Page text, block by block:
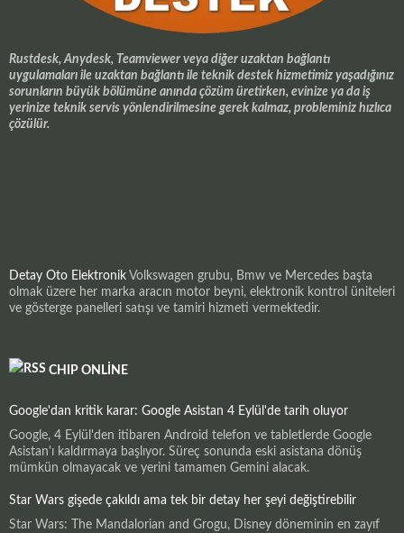
Rustdesk, Anydesk, Teamviewer veya diğer uzaktan bağlantı
uygulamaları ile uzaktan bağlantı ile teknik destek hizmetimiz yaşadığınız
sorunların büyük bölümüne anında çözüm üretirken, evinize ya da iş
yerinize teknik servis yönlendirilmesine gerek kalmaz, probleminiz hızlıca
çözülür.
Detay Oto Elektronik Volkswagen grubu, Bmw ve Mercedes başta
olmak üzere her marka aracın motor beyni, elektronik kontrol üniteleri
ve gösterge panelleri satışı ve tamiri hizmeti vermektedir.
CHIP ONLINE
Google'dan kritik karar: Google Asistan 4 Eylül'de tarih oluyor
Google, 4 Eylül'den itibaren Android telefon ve tabletlerde Google
Asistan'ı kaldırmaya başlıyor. Süreç sonunda eski asistana dönüş
mümkün olmayacak ve yerini tamamen Gemini alacak.
Star Wars gişede çakıldı ama tek bir detay her şeyi değiştirebilir
Star Wars: The Mandalorian and Grogu, Disney döneminin en zayıf